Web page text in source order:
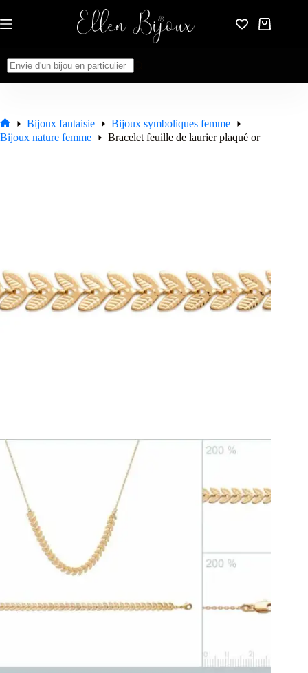
au
contenu
Panier
Accueil
Bijoux fantaisie
Bijoux symboliques femme
Bijoux nature femme
Bracelet feuille de laurier plaqué or